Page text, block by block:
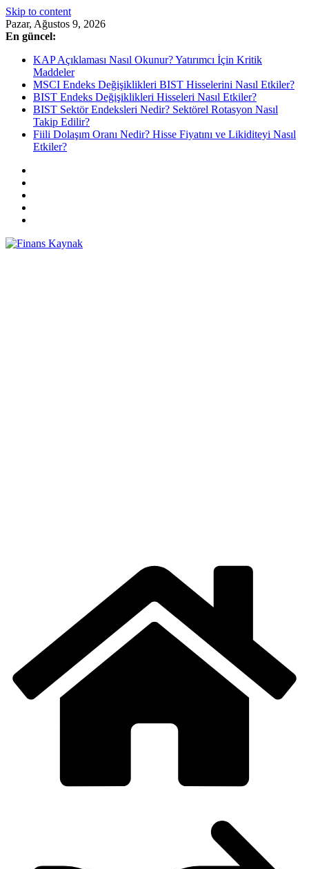
Skip to content
Pazar, Ağustos 9, 2026
En güncel:
KAP Açıklaması Nasıl Okunur? Yatırımcı İçin Kritik
Maddeler
MSCI Endeks Değişiklikleri BIST Hisselerini Nasıl Etkiler?
BIST Endeks Değişiklikleri Hisseleri Nasıl Etkiler?
BIST Sektör Endeksleri Nedir? Sektörel Rotasyon Nasıl
Takip Edilir?
Fiili Dolaşım Oranı Nedir? Hisse Fiyatını ve Likiditeyi Nasıl
Etkiler?